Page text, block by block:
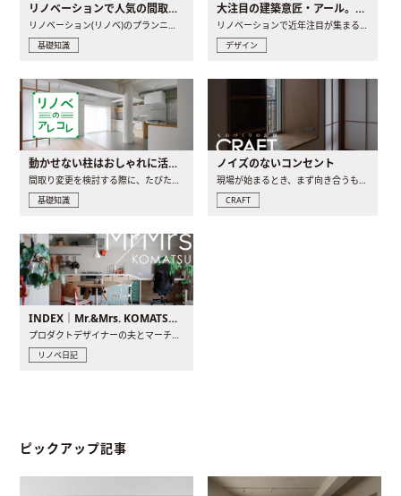
リノベーションで人気の間取りとは？トレンドの間取りと実例を徹底解説
リノベーション(リノベ)のプランニングで一番最初に決めるのは..
基礎知識
大注目の建築意匠・アール。人気の理由と空間に取り入れるポイント
リノベーションで近年注目が集まる建築意匠の一つであるアール..
デザイン
動かせない柱はおしゃれに活用！柱を魅せるリノベーション(リノベ)4選
間取り変更を検討する際に、たびたび皆さんの頭を悩ませる動か..
基礎知識
ノイズのないコンセント
現場が始まるとき、まず向き合うものの一つがコンセントです..
CRAFT
INDEX｜Mr.&Mrs. KOMATSU renovation diary
プロダクトデザイナーの夫とマーチャンダイザーの妻が、夫婦で..
リノベ日記
ピックアップ記事